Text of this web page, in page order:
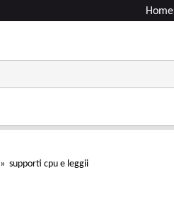
Home
» supporti cpu e leggii